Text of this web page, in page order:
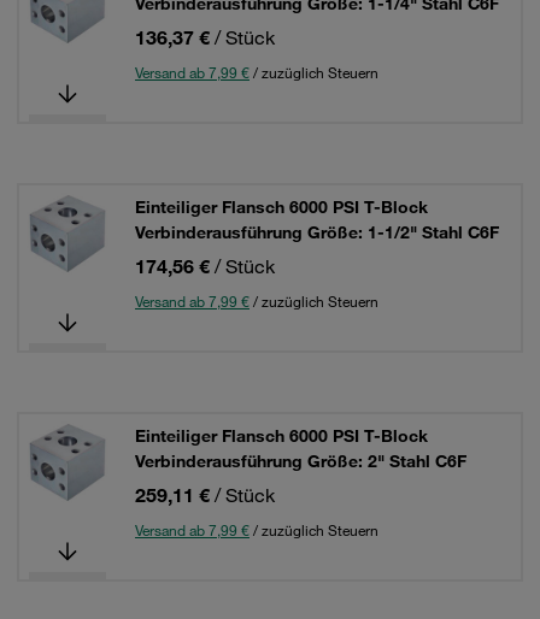
136,37 € / Stück
Versand ab 7,99 €/ zuzüglich Steuern
Einteiliger Flansch 6000 PSI T-Block
Verbinderausführung Größe: 1-1/2" Stahl C6F
174,56 € / Stück
Versand ab 7,99 €/ zuzüglich Steuern
Einteiliger Flansch 6000 PSI T-Block
Verbinderausführung Größe: 2" Stahl C6F
259,11 € / Stück
Versand ab 7,99 €/ zuzüglich Steuern